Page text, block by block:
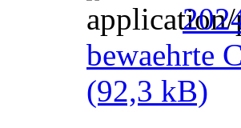
bewaehrte
(92,3 kB)